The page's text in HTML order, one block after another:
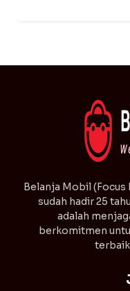
⁠Belanja Mobil
sudah hadir 25
adalah
berkomitmen